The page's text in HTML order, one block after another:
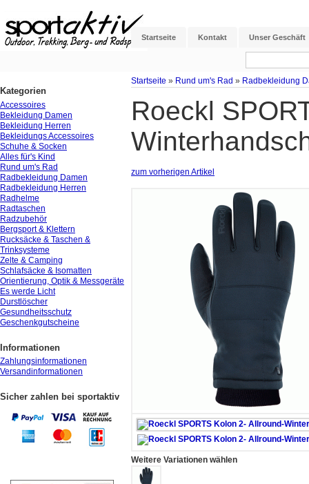
Startseite Kontakt Unser Geschäft
Startseite » Rund um's Rad » Radbekleidung
Roeckl
zum vorherigen Artikel
Weitere Variationen wählen
Kategorien
Accessoires
Bekleidung Damen
Bekleidung Herren
Bekleidungs Accessoires
Schuhe & Socken
Alles für's Kind
Rund um's Rad
Radbekleidung Damen
Radbekleidung Herren
Radhelme
Radtaschen
Radzubehör
Bergsport & Klettern
Rucksäcke & Taschen &
Trinksysteme
Zelte & Camping
Schlafsäcke & Isomatten
Orientierung, Optik & Messgeräte
Es werde Licht
Durstlöscher
Gesundheitsschutz
Geschenkgutscheine
Informationen
Zahlungsinformationen
Versandinformationen
Sicher zahlen bei sportaktiv